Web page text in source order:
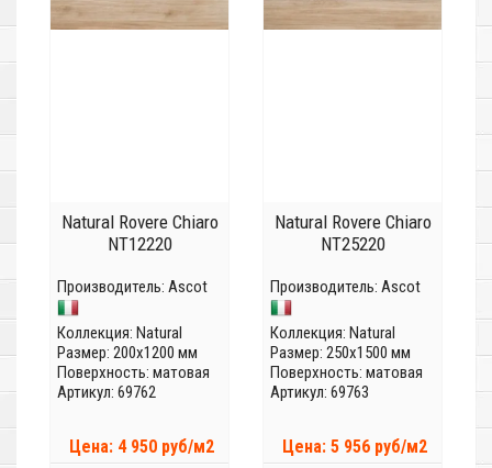
Natural Rovere Chiaro
NT12220
Производитель: Ascot
Коллекция: Natural
Размер: 200x1200 мм
Поверхность: матовая
Артикул: 69762
Цена: 4 950 руб/м2
Natural Rovere Chiaro
NT25220
Производитель: Ascot
Коллекция: Natural
Размер: 250x1500 мм
Поверхность: матовая
Артикул: 69763
Цена: 5 956 руб/м2